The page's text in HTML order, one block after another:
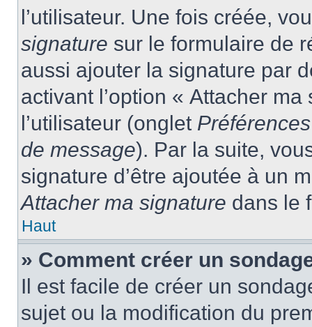
l’utilisateur. Une fois créée,
signature sur le formulaire de
aussi ajouter la signature par
activant l’option « Attacher
l’utilisateur (onglet
de message). Par la suite,
signature d’être ajoutée à un
Attacher ma signature dans le
Haut
» Comment créer un
Il est facile de créer un
sujet ou la modification du